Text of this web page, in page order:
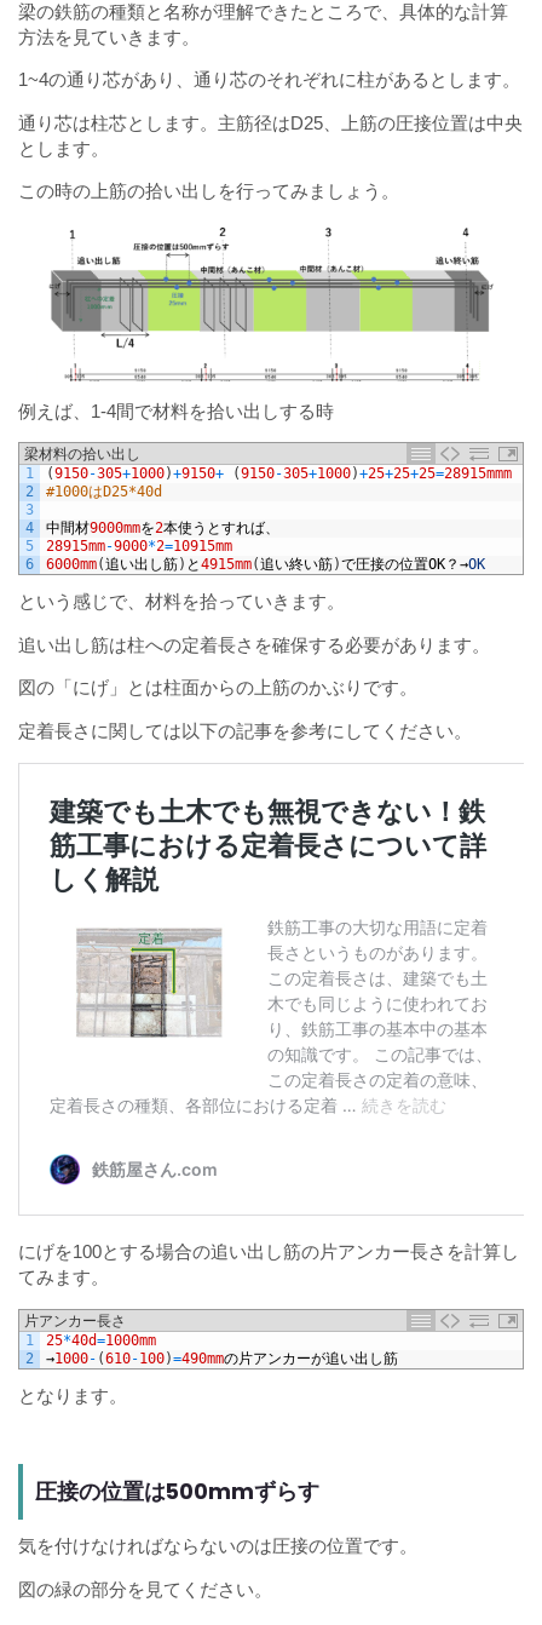
梁の鉄筋の種類と名称が理解できたところで、具体的な計算
方法を見ていきます。
1~4の通り芯があり、通り芯のそれぞれに柱があるとします。
通り芯は柱芯とします。主筋径はD25、上筋の圧接位置は中央
とします。
この時の上筋の拾い出しを行ってみましょう。
例えば、1-4間で材料を拾い出しする時
梁材料の拾い出し
1
2
3
4
5
6
(9150-305+1000)+9150+ (9150-305+1000)+25+25+25=28915mmm
#1000はD25*40d
中間材9000mmを2本使うとすれば、
28915mm-9000*2=10915mm
6000mm(追い出し筋) と4915mm(追い終い筋)で圧接の位置OK？→OK
という感じで、材料を拾っていきます。
追い出し筋は柱への定着長さを確保する必要があります。
図の「にげ」とは柱面からの上筋のかぶりです。
定着長さに関しては以下の記事を参考にしてください。
にげを100とする場合の追い出し筋の片アンカー長さを計算し
てみます。
片アンカー長さ
1
2
25*40d=1000mm
→1000- (610-100)=490mmの片アンカーが追い出し筋
となります。
圧接の位置は500mmずらす
気を付けなければならないのは圧接の位置です。
図の緑の部分を見てください。